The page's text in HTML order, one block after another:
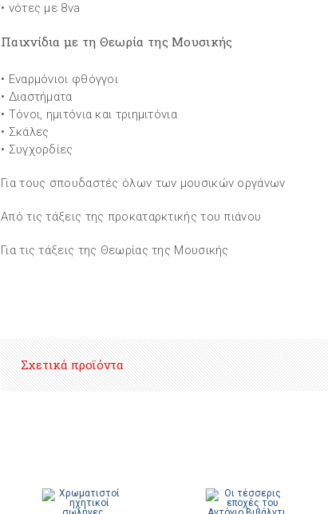
• νότες με 8va
Παιχνίδια με τη Θεωρία της Μουσικής
• Εναρμόνιοι φθόγγοι
• Διαστήματα
• Τόνοι, ημιτόνια και τριημιτόνια
• Σκάλες
• Συγχορδίες
Για τους σπουδαστές όλων των μουσικών οργάνων
Από τις τάξεις της προκαταρκτικής του πιάνου
Για τις τάξεις της Θεωρίας της Μουσικής
Σχετικά προϊόντα